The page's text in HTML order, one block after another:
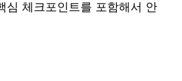
심 체크포인트를 포함해서 안